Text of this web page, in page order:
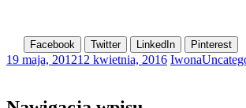
Facebook Twitter LinkedIn Pinterest
19 maja, 201212 kwietnia, 2016 Iwona